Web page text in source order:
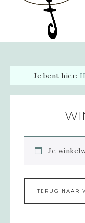
Je bent hier:
Je
TERUG NAAR